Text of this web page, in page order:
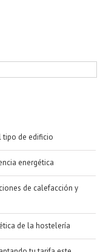
tipo de edificio
energética
de calefacción y
de la hostelería